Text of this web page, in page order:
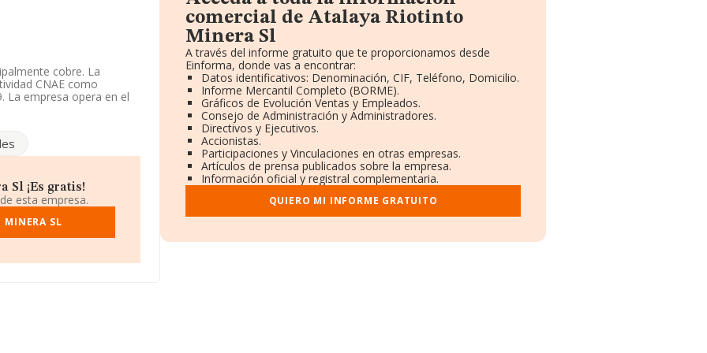
cobre. La
CNAE como
La empresa opera en el
disponible, se puede
año anterior (2023). En
se ha
de INFORMA, el
a los niveles de
están empresas como:
Sl ¡Es gratis!
esta empresa.
MINERA SL
comercial de Atalaya Riotinto
Minera Sl
A través del informe gratuito que te proporcionamos desde
Einforma, donde vas a encontrar:
Datos identificativos: Denominación, CIF, Teléfono, Domicilio.
Informe Mercantil Completo (BORME).
Gráficos de Evolución Ventas y Empleados.
Consejo de Administración y Administradores.
Directivos y Ejecutivos.
Accionistas.
Participaciones y Vinculaciones en otras empresas.
Artículos de prensa publicados sobre la empresa.
Información oficial y registral complementaria.
QUIERO MI INFORME GRATUITO